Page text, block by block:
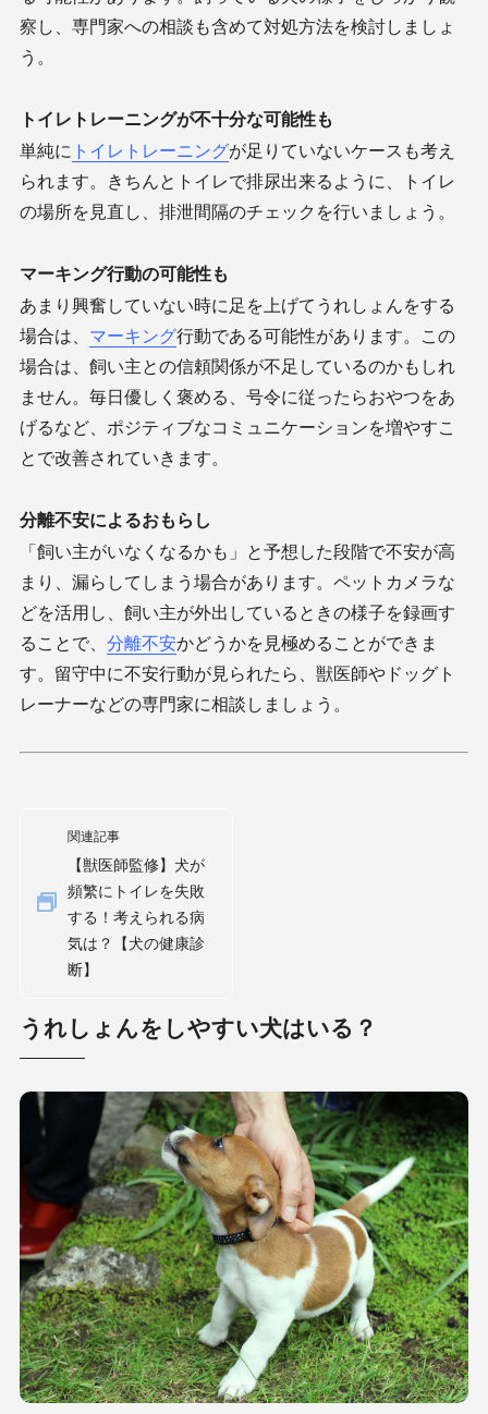
察し、専門家への相談も含めて対処方法を検討しましょ
う。
トイレトレーニングが不十分な可能性も
単純に トイレトレーニングが足りていないケースも考え
られます。きちんとトイレで排尿出来るように、トイレ
の場所を見直し、排泄間隔のチェックを行いましょう。
マーキング行動の可能性も
あまり興奮していない時に足を上げてうれしょんをする
場合は、 マーキング行動である可能性があります。この
場合は、飼い主との信頼関係が不足しているのかもしれ
ません。毎日優しく褒める、号令に従ったらおやつをあ
げるなど、ポジティブなコミュニケーションを増やすこ
とで改善されていきます。
分離不安によるおもらし
「飼い主がいなくなるかも」と予想した段階で不安が高
まり、漏らしてしまう場合があります。ペットカメラな
どを活用し、飼い主が外出しているときの様子を録画す
ることで、 分離不安かどうかを見極めることができま
す。留守中に不安行動が見られたら、獣医師やドッグト
レーナーなどの専門家に相談しましょう。
関連記事
【獣医師監修】犬が
頻繁にトイレを失敗
する！考えられる病
気は？【犬の健康診
断】
うれしょんをしやすい犬はいる？